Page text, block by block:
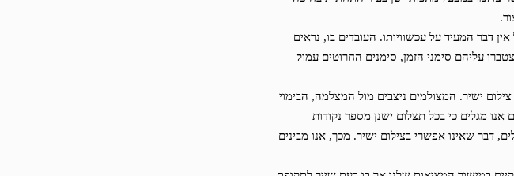
דבר המעיד על עכשוויותו. העובדים בו, נראים
עליהם סימני הזמן, סימנים החרוטים עמוק
ישיר. המצולמים ניצבים מול המצלמה, הבימוי
מגלים כי בכל תצלום ישנן מספר נקודות
דבר שאינו אפשרי בצילום ישיר. מכך, אנו מבינים